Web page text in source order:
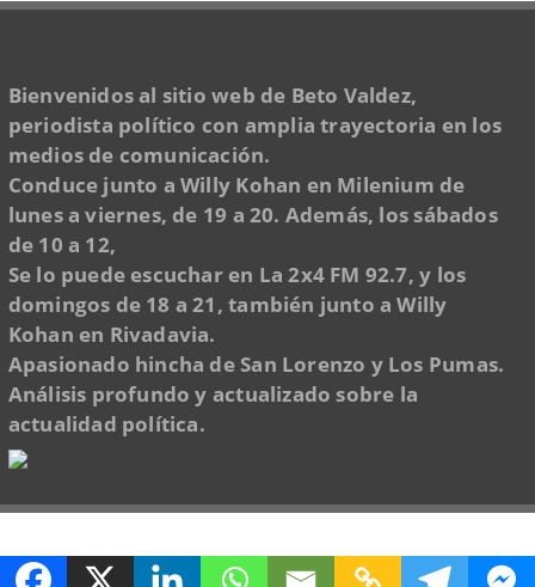
Bienvenidos al sitio web de Beto Valdez,
periodista político con amplia trayectoria en los
medios de comunicación.
Conduce junto a Willy Kohan en Milenium de
lunes a viernes, de 19 a 20. Además, los sábados
de 10 a 12,
Se lo puede escuchar en La 2x4 FM 92.7, y los
domingos de 18 a 21, también junto a Willy
Kohan en Rivadavia.
Apasionado hincha de San Lorenzo y Los Pumas.
Análisis profundo y actualizado sobre la
actualidad política.
© 2025 Copyright 4DProducciones Design by Kwobit